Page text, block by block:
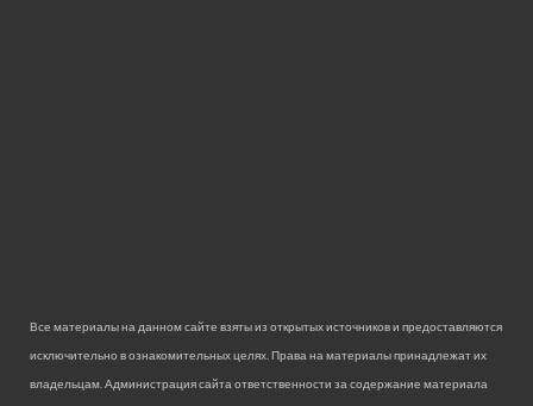
Все материалы на данном сайте взяты из открытых источников и предоставляются
исключительно в ознакомительных целях. Права на материалы принадлежат их
владельцам. Администрация сайта ответственности за содержание материала